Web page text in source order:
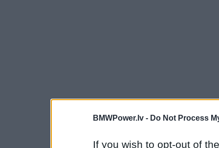
BMWPower.lv - Do Not Process
If you wish to opt-out of